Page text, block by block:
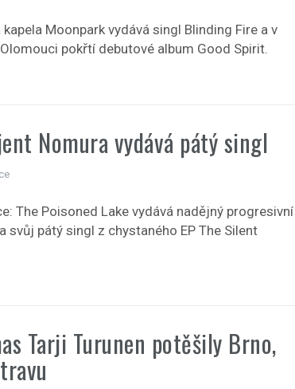
Moonpark vydává singl Blinding Fire a v
pokřtí debutové album Good Spirit.
Nomura vydává pátý singl
The Poisoned Lake vydává nadějný progresivní
svůj pátý singl z chystaného EP The Silent
Tarji Turunen potěšily Brno,